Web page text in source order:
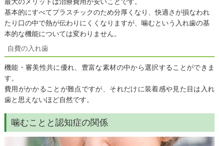
基本的にすべてプラスチックのため分厚くなり、快適さが損なわれ
たり口の中で熱が伝わりにくくなりますが、噛むという入れ歯の基
本的な機能については変わりません。
自費の入れ歯
機能・審美性共に優れ、豊富な素材の中から選択することができま
す。
費用がかかることが難点ですが、それだけに装着感や見た目は入れ
歯と思えないほど自然です。
噛むことと認知症の関係